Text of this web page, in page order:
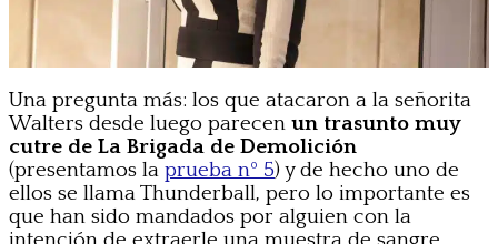
Una pregunta más: los que atacaron a la señorita
Walters desde luego parecen un trasunto muy
cutre de La Brigada de Demolición
(presentamos la prueba nº 5) y de hecho uno de
ellos se llama Thunderball, pero lo importante es
que han sido mandados por alguien con la